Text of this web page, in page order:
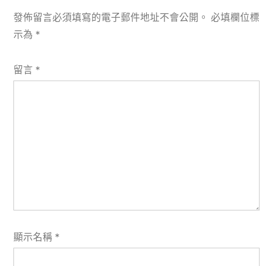
發佈留言必須填寫的電子郵件地址不會公開。 必填欄位標
示為 *
留言 *
顯示名稱 *